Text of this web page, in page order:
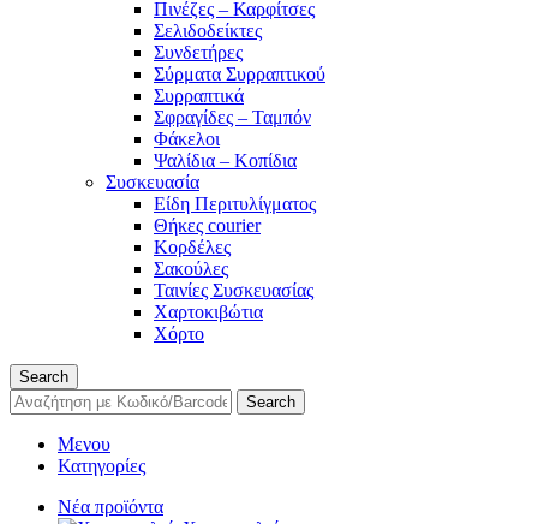
Πινέζες – Καρφίτσες
Σελιδοδείκτες
Συνδετήρες
Σύρματα Συρραπτικού
Συρραπτικά
Σφραγίδες – Ταμπόν
Φάκελοι
Ψαλίδια – Κοπίδια
Συσκευασία
Είδη Περιτυλίγματος
Θήκες courier
Κορδέλες
Σακούλες
Ταινίες Συσκευασίας
Χαρτοκιβώτια
Χόρτο
Search
Search
Μενου
Κατηγορίες
Νέα προϊόντα